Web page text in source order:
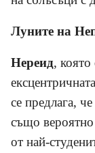
Луните на
Нереид,
се предлага,
също вероятно
от най-